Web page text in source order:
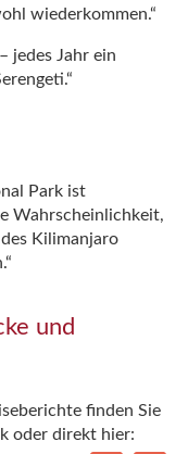
wiederkommen.“
jedes Jahr ein
Park ist
Wahrscheinlichkeit,
Kilimanjaro
und
finden Sie
oder direkt hier: